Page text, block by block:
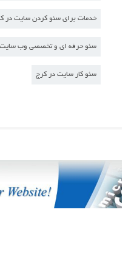
خدمات برای سئو کردن سایت در
سئو حرفه ای و تخصصی وب سایت
سئو کار سایت در کرج